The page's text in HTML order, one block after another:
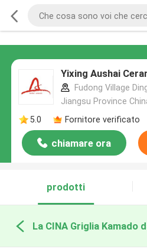
Yixing Aushai
Fudong Village
Jiangsu Province
5.0
Fornitore verificato
chiamare ora
prodotti
La CINA Griglia Kamado